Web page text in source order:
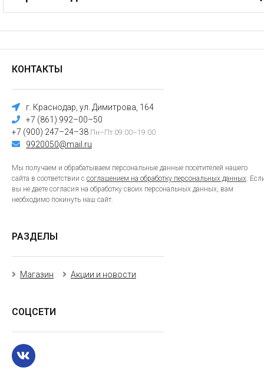
КОНТАКТЫ
г. Краснодар, ул. Димитрова, 164
+7 (861) 992–00–50
+7 (900) 247–24–38 Пн–Пт 09:00–19:00
9920050@mail.ru
Мы получаем и обрабатываем персональные данные посетителей нашего
сайта в соответствии с соглашением на обработку персональных данных.
вы не даете согласия на обработку своих персональных данных, вам
необходимо покинуть наш сайт.
РАЗДЕЛЫ
Магазин Акции и новости
СОЦСЕТИ